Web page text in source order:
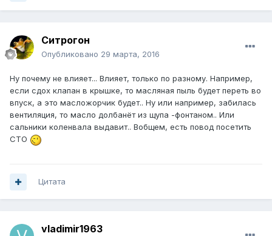
Ситрогон
Опубликовано 29 марта, 2016
Ну почему не влияет... Влияет, только по разному. Например,
если сдох клапан в крышке, то масляная пыль будет переть во
впуск, а это масложорчик будет.. Ну или например, забилась
вентиляция, то масло долбанёт из щупа -фонтаном.. Или
сальники коленвала выдавит.. Вобщем, есть повод посетить
СТО
Цитата
vladimir1963